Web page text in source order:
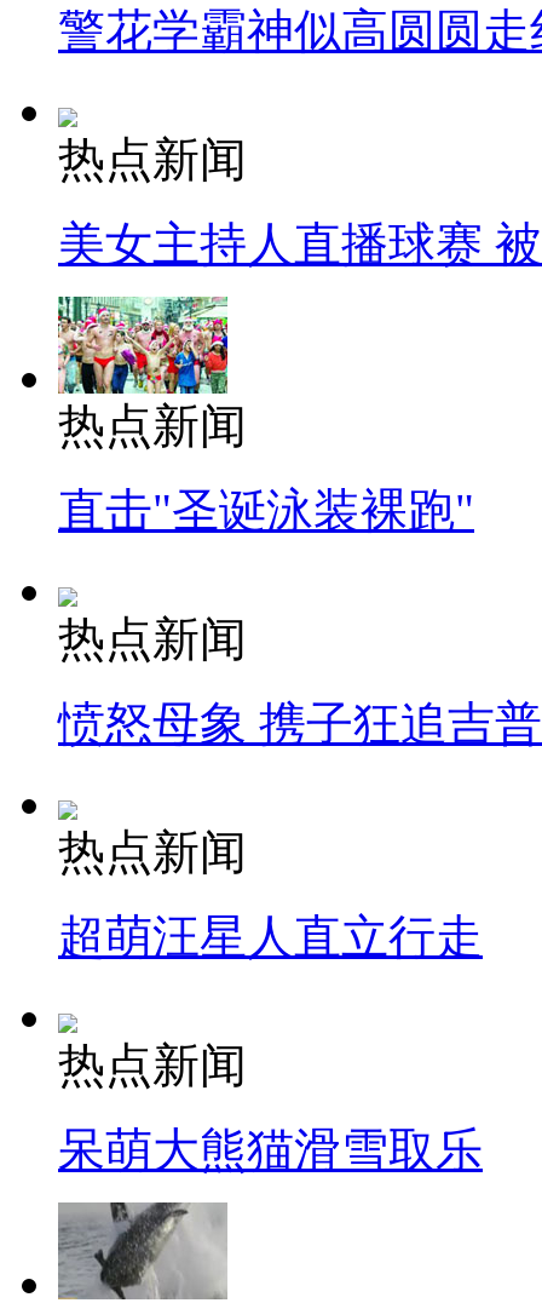
警花学霸神似高圆圆走
热点新闻
美女主持人直播球赛
热点新闻
直击"圣诞泳装裸跑"
热点新闻
愤怒母象 携子狂追吉
热点新闻
超萌汪星人直立行走
热点新闻
呆萌大熊猫滑雪取乐